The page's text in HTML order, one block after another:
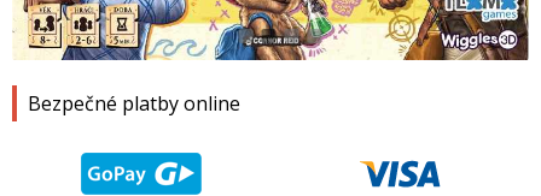
Bezpečné platby online